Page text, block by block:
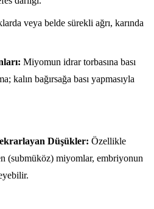
veya belde sürekli ağrı, karında
Miyomun idrar torbasına bası
kalın bağırsağa bası yapmasıyla
Düşükler: Özellikle
(submüköz) miyomlar, embriyonun